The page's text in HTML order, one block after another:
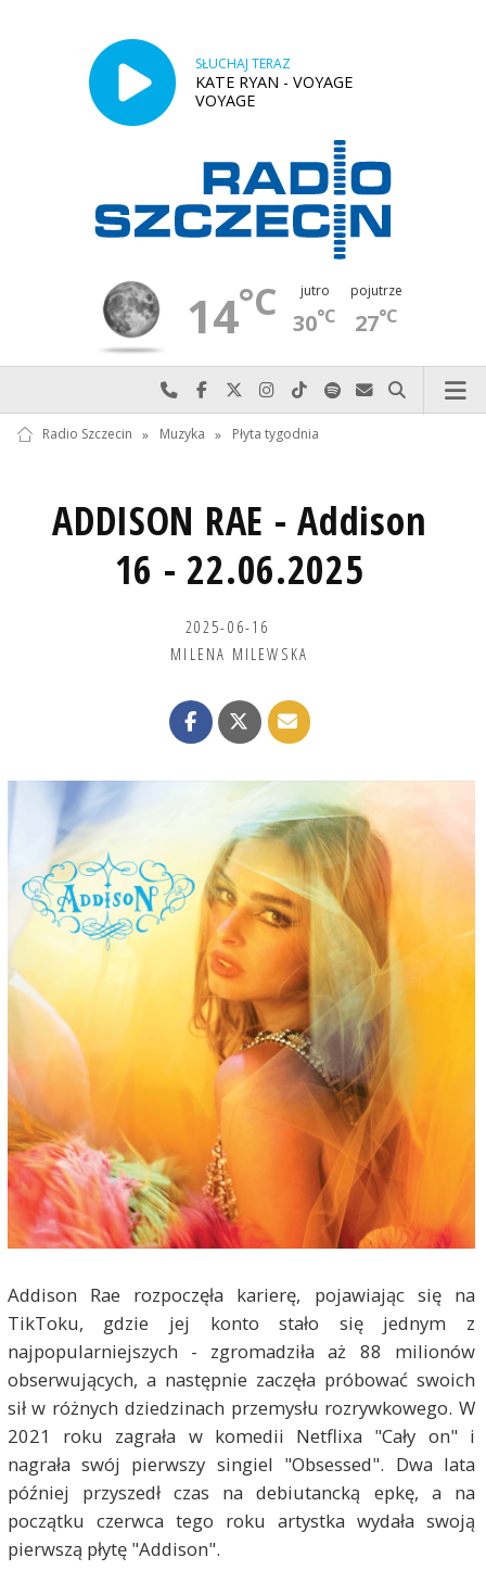
SŁUCHAJ TERAZ
KATE RYAN - VOYAGE
VOYAGE
14°C jutro
30°C
pojutrze
27°C
Najlepiej po prostu do nas zadzwoń
Odwiedź nas na Facebook-u
Odwiedź nas na X
Odwiedź nas na Instagram-ie
Odwiedź nas na TikTok-u
Szukaj nas na Spotify
Wyślij do nas
Szukaj
Radio Szczecin » Muzyka » Płyta tygodnia
ADDISON RAE - Addison
16 - 22.06.2025
2025-06-16
MILENA MILEWSKA
Addison Rae rozpoczęła karierę, pojawiając się na
TikToku, gdzie jej konto stało się jednym z
najpopularniejszych - zgromadziła aż 88 milionów
obserwujących, a następnie zaczęła próbować swoich
sił w różnych dziedzinach przemysłu rozrywkowego. W
2021 roku zagrała w komedii Netflixa "Cały on" i
nagrała swój pierwszy singiel "Obsessed". Dwa lata
później przyszedł czas na debiutancką epkę, a na
początku czerwca tego roku artystka wydała swoją
pierwszą płytę "Addison".